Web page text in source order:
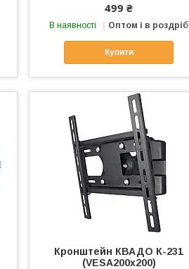
499 ₴
В наявності Оптом і в роздріб
Купити
Кронштейн КВАДО К-231
(VESA200х200)